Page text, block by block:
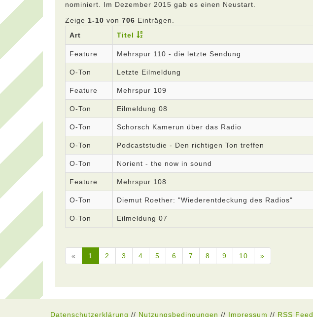
nominiert. Im Dezember 2015 gab es einen Neustart.
Zeige 1-10 von 706 Einträgen.
Art
Titel
Feature Mehrspur 110 - die letzte Sendung
O-Ton Letzte Eilmeldung
Feature Mehrspur 109
O-Ton Eilmeldung 08
O-Ton Schorsch Kamerun über das Radio
O-Ton Podcaststudie - Den richtigen Ton treffen
O-Ton Norient - the now in sound
Feature Mehrspur 108
O-Ton Diemut Roether: "Wiederentdeckung des Radios"
O-Ton Eilmeldung 07
« 1 2 3 4 5 6 7 8 9 10 »
Datenschutzerklärung // Nutzungsbedingungen // Impressum // RSS Feed